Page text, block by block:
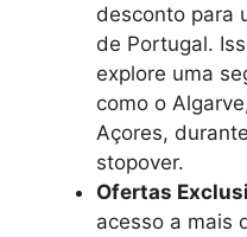
desconto para
de Portugal.
explore uma
como o
Açores,
stopover.
Ofertas
acesso a mais